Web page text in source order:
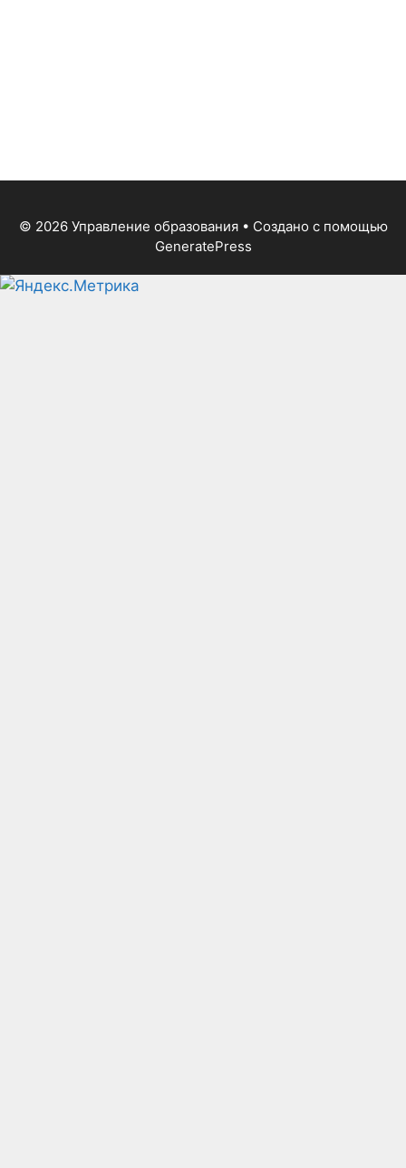
© 2026 Управление образования• Создано с помощью
GeneratePress